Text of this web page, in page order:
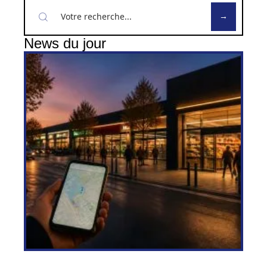
News du jour